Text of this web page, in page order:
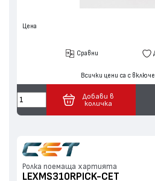
Цена
Сравни
Всички цени са с
Добави в
количка
Ролка поемаща хартията
LEXMS310RPICK-CET